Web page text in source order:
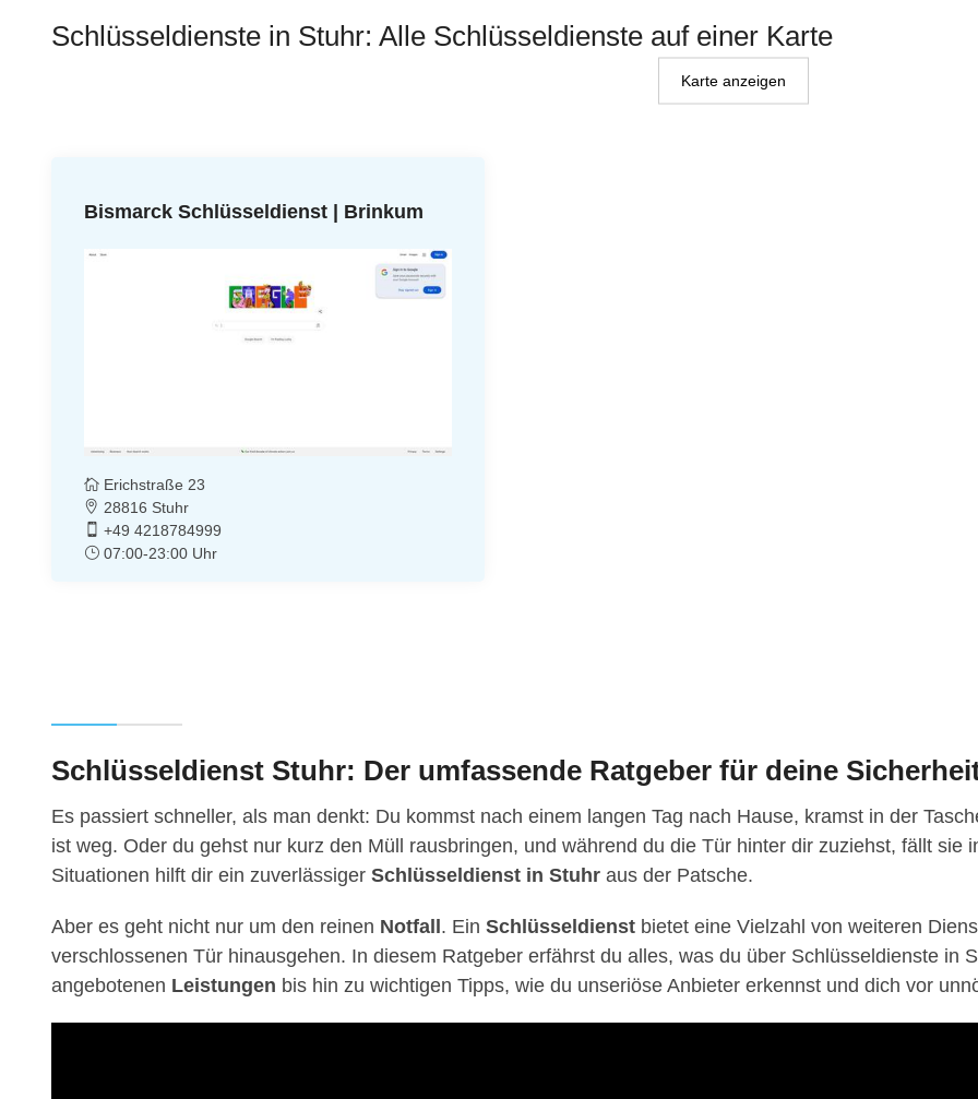
Schlüsseldienste in Stuhr: Alle Schlüsseldienste auf einer Karte
Karte anzeigen
Bismarck Schlüsseldienst | Brinkum
Erichstraße 23
28816 Stuhr
+49 4218784999
07:00-23:00 Uhr
Schlüsseldienst Stuhr: Der umfassende Ratgeber für deine
Es passiert schneller, als man denkt: Du kommst nach einem langen Tag nach Hause, kramst in der
ist weg. Oder du gehst nur kurz den Müll rausbringen, und während du die Tür hinter dir zuziehst, fällt sie
Situationen hilft dir ein zuverlässiger Schlüsseldienst in Stuhr aus der Patsche.
Aber es geht nicht nur um den reinen Notfall. Ein Schlüsseldienst bietet eine Vielzahl von weiteren
verschlossenen Tür hinausgehen. In diesem Ratgeber erfährst du alles, was du über Schlüsseldienste in
angebotenen Leistungen bis hin zu wichtigen Tipps, wie du unseriöse Anbieter erkennst und dich vor